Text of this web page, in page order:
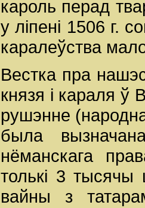
кароль перад
у ліпені 1506 г.
каралеўства
Вестка пра
князя і караля ў
рушэнне
была
нёманскага
толькі 3
вайны з